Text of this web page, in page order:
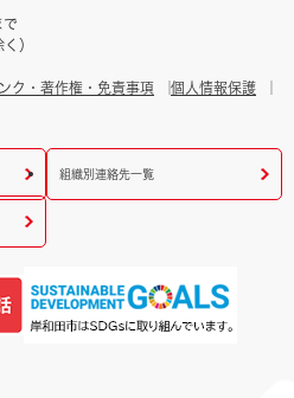
で
）
ク・著作権・免責事項
個人情報保護
組織別連絡先一覧